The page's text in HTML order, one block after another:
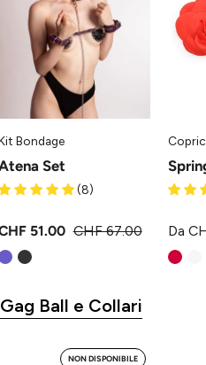
Kit
Bondage
Osa
Bondage
Set
(8)
51.00 CHF 67.00 Da
Gag Ball e Collari
A
NON DISPONIBILE